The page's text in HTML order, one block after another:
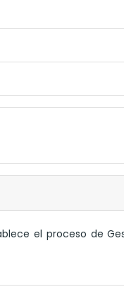
el proceso de